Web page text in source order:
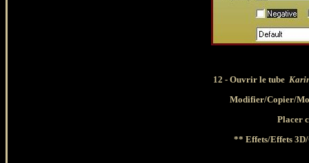
12 - Ouvrir le tube
Modifier/Copier/
Placer
** Effets/Effets